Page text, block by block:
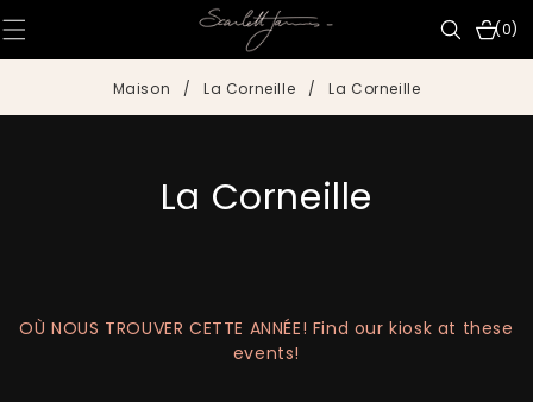
PASSER AU
CONTENU
(0)
0
Maison / La Corneille / La Corneille
C
L
La Corneille
OÙ NOUS TROUVER CETTE ANNÉE! Find our kiosk at these
events!